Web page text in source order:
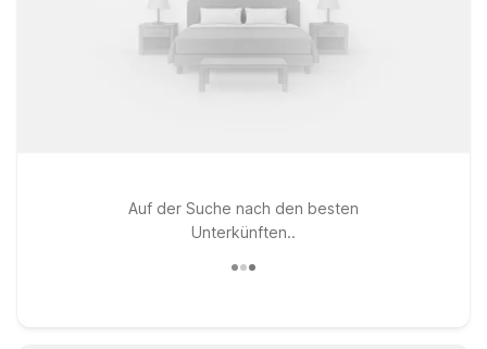
Auf der Suche nach den besten
Unterkünften..